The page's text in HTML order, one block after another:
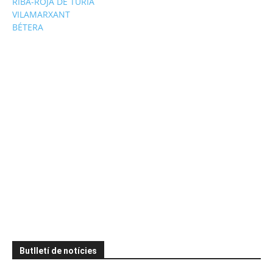
VILAMARXANT
BÉTERA
Butlletí de notícies